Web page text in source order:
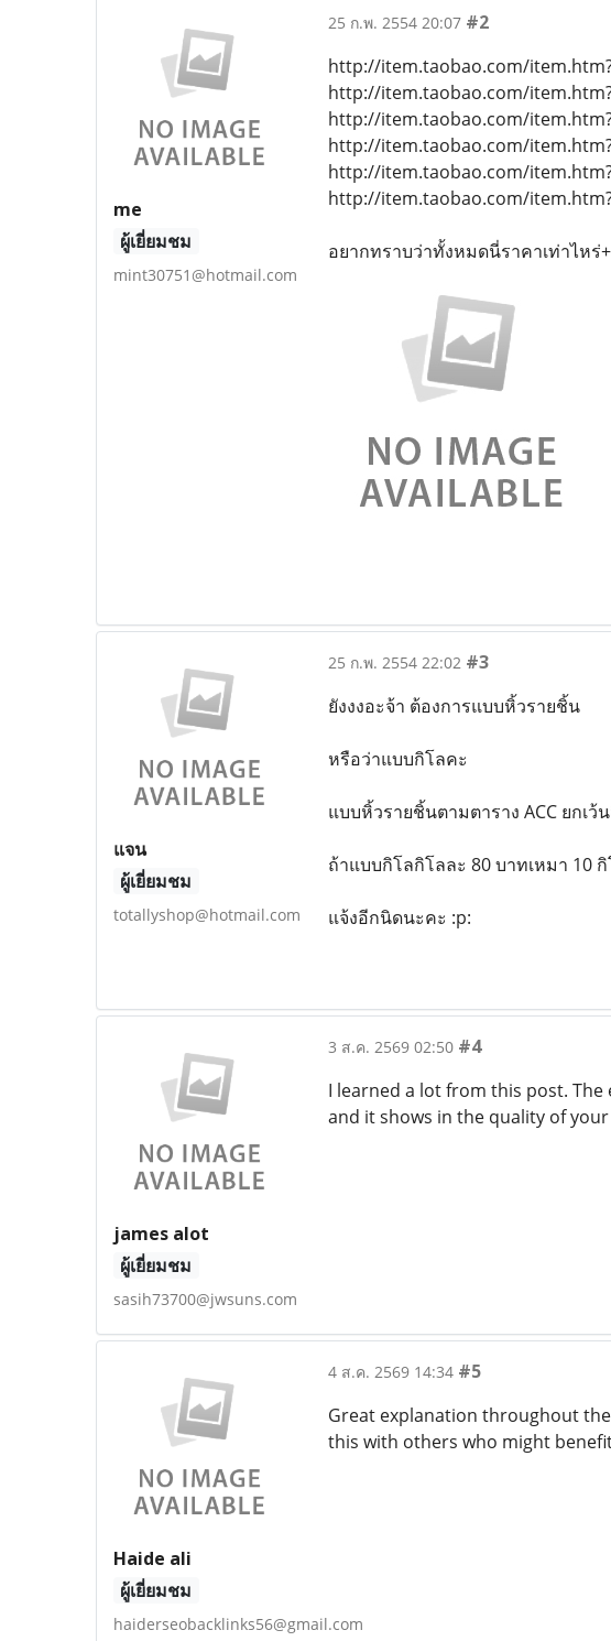
me
ผู้เยี่ยมชม
mint30751@hotmail.com
25 ก.พ. 2554 20:07 #2
http://item.taobao.com/
http://item.taobao.com/
http://item.taobao.com/
http://item.taobao.com/
http://item.taobao.com/
http://item.taobao.com/
อยากทราบว่าทั้งหมดนี่ราคาเท่าไหร่
แจน
ผู้เยี่ยมชม
totallyshop@hotmail.com
25 ก.พ. 2554 22:02 #3
ยังงงอะจ้า ต้องการแบบหิ้วรายชิ้น
หรือว่าแบบกิโลคะ
แบบหิ้วรายชิ้นตามตาราง ACC ยกเ
ถ้าแบบกิโลกิโลละ 80 บาทเหมา 10
แจ้งอีกนิดนะคะ :p:
james alot
ผู้เยี่ยมชม
sasih73700@jwsuns.com
3 ส.ค. 2569 02:50 #4
I learned a lot from this post.
and it shows in the quality of
Haide ali
ผู้เยี่ยมชม
haiderseobacklinks56@gmail.com
4 ส.ค. 2569 14:34 #5
Great explanation throughout
this with others who might